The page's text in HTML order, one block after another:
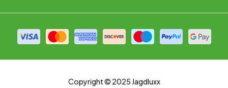
Copyright © 2025 Jagdluxx